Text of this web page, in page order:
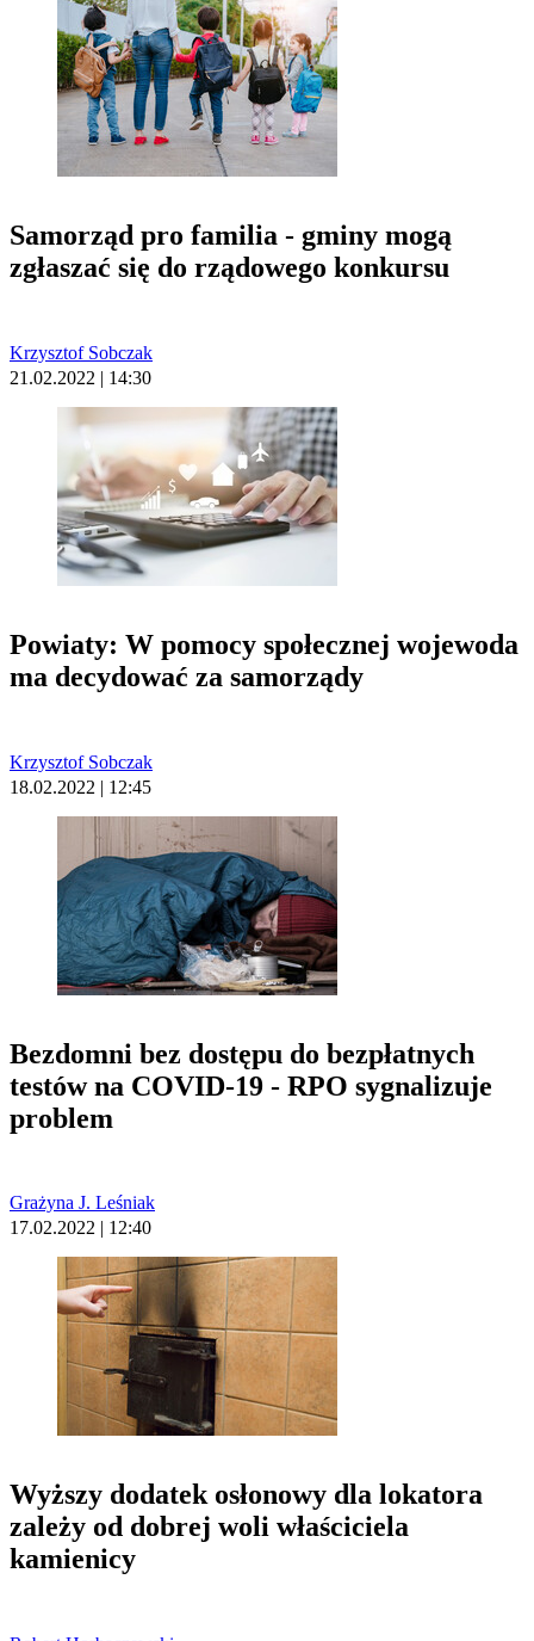
Samorząd pro familia - gminy mogą
zgłaszać się do rządowego konkursu
Krzysztof Sobczak
21.02.2022 | 14:30
Powiaty: W pomocy społecznej wojewoda
ma decydować za samorządy
Krzysztof Sobczak
18.02.2022 | 12:45
Bezdomni bez dostępu do bezpłatnych
testów na COVID-19 - RPO sygnalizuje
problem
Grażyna J. Leśniak
17.02.2022 | 12:40
Wyższy dodatek osłonowy dla lokatora
zależy od dobrej woli właściciela
kamienicy